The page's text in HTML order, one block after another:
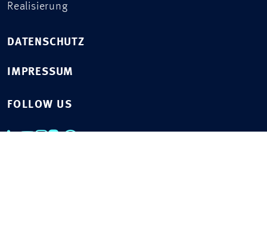
Realisierung
DATENSCHUTZ
IMPRESSUM
FOLLOW US